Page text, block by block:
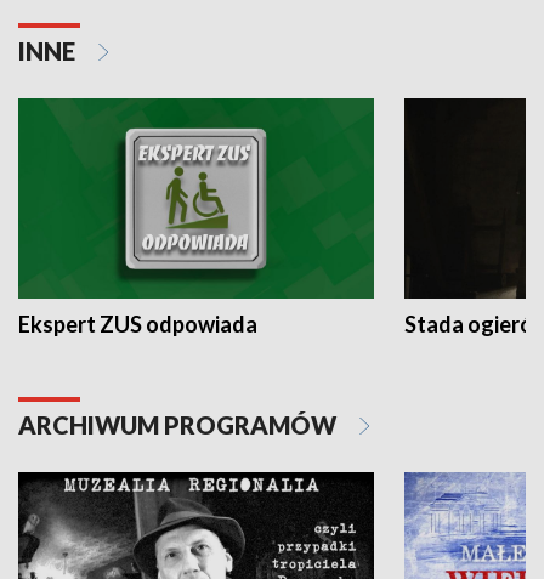
INNE
Ekspert ZUS odpowiada Stada
ARCHIWUM PROGRAMÓW